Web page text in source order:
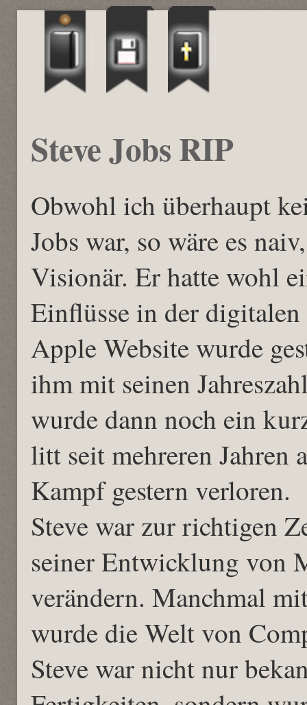
Steve Jobs RIP
Obwohl ich überhaupt
Jobs war, so wäre es
Visionär. Er hatte wohl
Einflüsse in der
Apple Website wurde
ihm mit seinen
wurde dann noch ein
litt seit mehreren Jahren
Kampf gestern verloren.
Steve war zur richtigen
seiner Entwicklung von
verändern. Manchmal
wurde die Welt von
Steve war nicht nur